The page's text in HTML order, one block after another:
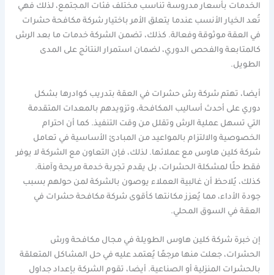
الخدمات بأسعار مدروسة تناسب مختلف فئات المجتمع، لذلك فهي
تُعد الخيار الأنسب عندما يتعلق الأمر باختيار شركة مكافحة حشرات
في العقة موثوقة وفعالة. كذلك، تضمن الشركة خدمات ما بعد الرش
كالمتابعة والفحص الدوري، لضمان استمرار النتائج على المدى
الطويل.
أيضا، تهتم شركة رش حشرات في العقة بتدريب كوادرها بشكل
دوري على أحدث أساليب المكافحة، وتزويدهم بالمعدات المتقدمة
التي تسهل عملية الرش وتقلل من وقت التنفيذ. كما أن احترام
الخصوصية والالتزام بالمواعيد من المبادئ الأساسية في تعامل
شركة كلين هاوس مع عملائها. لذلك، فإن التعاون مع الشركة لا يوفر
فقط حلًا لمشكلة الحشرات، بل يقدم تجربة خدمة مريحة وآمنة.
كذلك، يُلاحظ أن غالبية العملاء يوصون بالشركة لمن حولهم بسبب
جودة الأداء، مما يُعزز مكانتها كأقوى شركة مكافحة حشرات في
العقة في السوق المحلي.
إن خبرة شركة كلين هاوس الطويلة في مجال مكافحة ورش
الحشرات، جعلت منها مرجعًا يُعتمد عليه في حل المشاكل المتعلقة
بالحشرات المنزلية أو الصناعية. أيضا، تقوم الشركة بإعداد جداول